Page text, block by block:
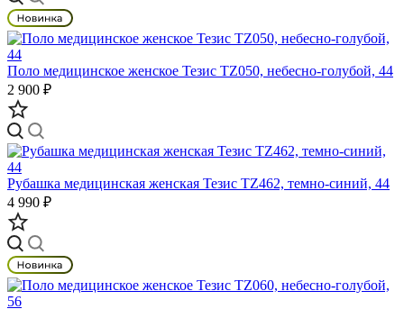
Поло медицинское женское Тезис TZ050, небесно-голубой, 44
2 900 ₽
Рубашка медицинская женская Тезис TZ462, темно-синий, 44
4 990 ₽